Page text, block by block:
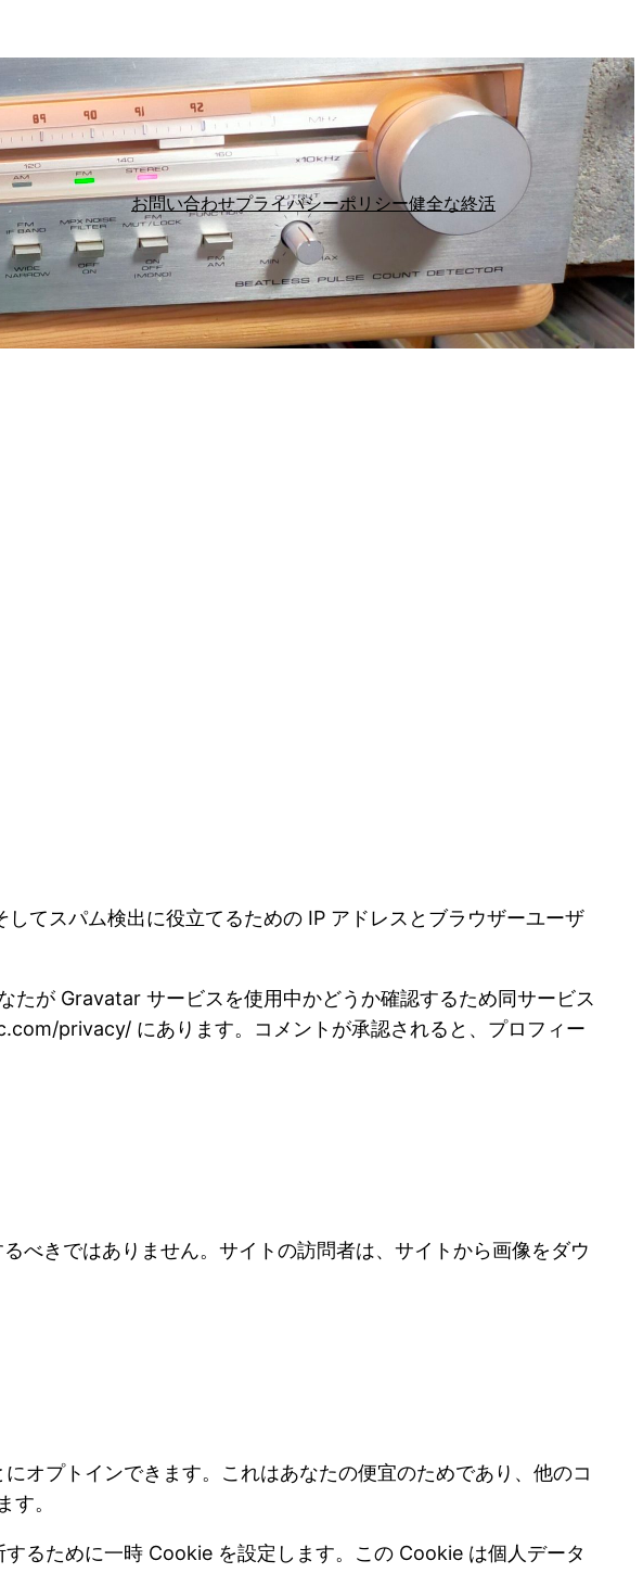
お問い合わせプライバシーポリシー健全な終活
てスパム検出に役立てるための IP アドレスとブラウザーユーザ
が Gravatar サービスを使用中かどうか確認するため同サービス
privacy/ にあります。コメントが承認されると、プロフィー
べきではありません。サイトの訪問者は、サイトから画像をダウ
オプトインできます。これはあなたの便宜のためであり、他のコ
す。
るために一時 Cookie を設定します。この Cookie は個人データ